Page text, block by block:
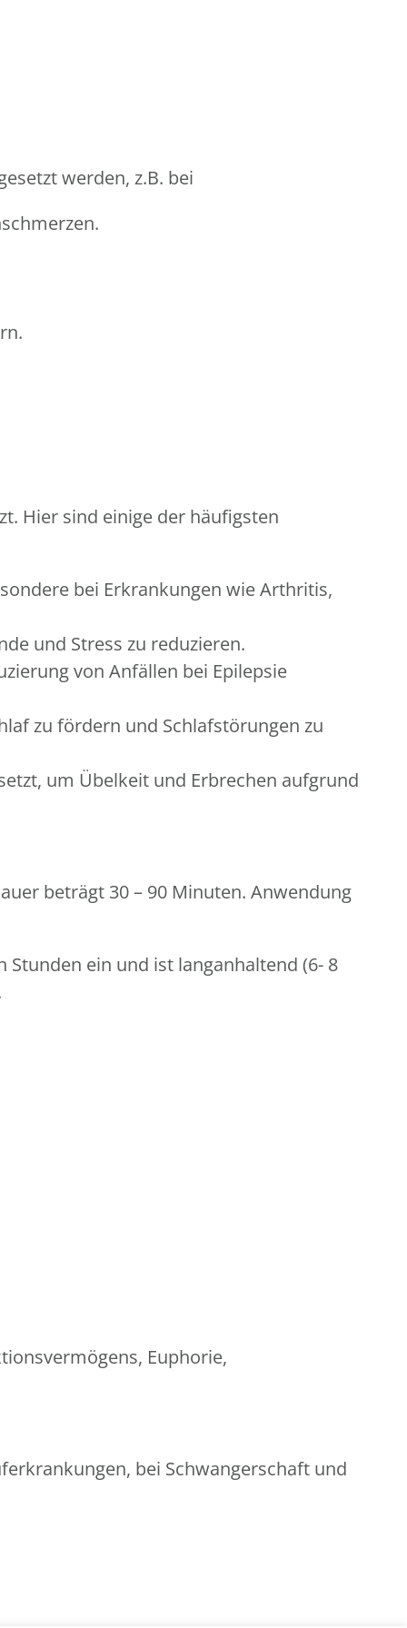
werden, z.B. bei
Hier sind einige der häufigsten
bei Erkrankungen wie Arthritis,
und Stress zu reduzieren.
von Anfällen bei Epilepsie
zu fördern und Schlafstörungen zu
um Übelkeit und Erbrechen aufgrund
beträgt 30 – 90 Minuten. Anwendung
ein und ist langanhaltend (6- 8
Euphorie,
bei Schwangerschaft und